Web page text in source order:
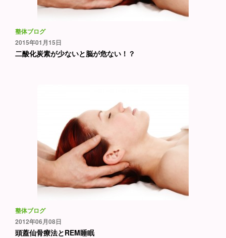
整体ブログ
2015年01月15日
二酸化炭素が少ないと脳が危ない！？
整体ブログ
2012年06月08日
頭蓋仙骨療法とREM睡眠